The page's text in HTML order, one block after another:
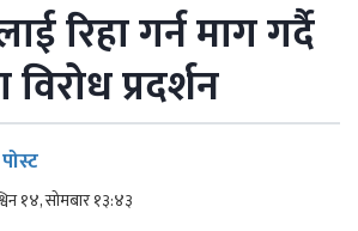
रिहा गर्न माग गर्दै
प्रदर्शन
१४, सोमबार १३:४३